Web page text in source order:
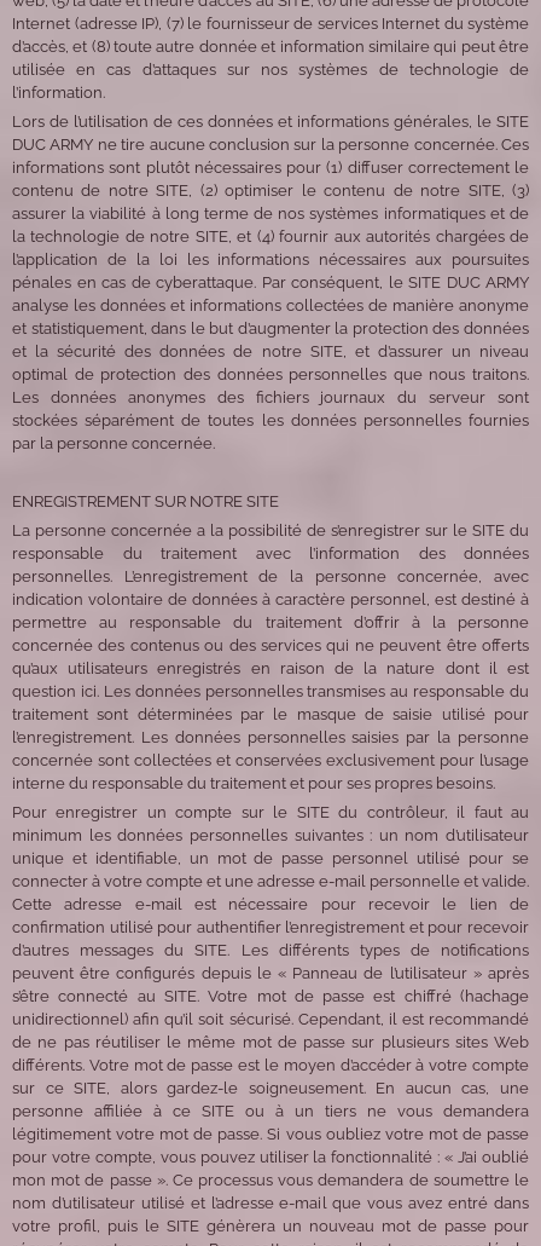
Internet (adresse IP), (7) le fournisseur de services Internet du système
d’accès, et (8) toute autre donnée et information similaire qui peut être
utilisée en cas d’attaques sur nos systèmes de technologie de
l’information.
Lors de l’utilisation de ces données et informations générales, le SITE
DUC ARMY ne tire aucune conclusion sur la personne concernée. Ces
informations sont plutôt nécessaires pour (1) diffuser correctement le
contenu de notre SITE, (2) optimiser le contenu de notre SITE, (3)
assurer la viabilité à long terme de nos systèmes informatiques et de
la technologie de notre SITE, et (4) fournir aux autorités chargées de
l’application de la loi les informations nécessaires aux poursuites
pénales en cas de cyberattaque. Par conséquent, le SITE DUC ARMY
analyse les données et informations collectées de manière anonyme
et statistiquement, dans le but d’augmenter la protection des données
et la sécurité des données de notre SITE, et d’assurer un niveau
optimal de protection des données personnelles que nous traitons.
Les données anonymes des fichiers journaux du serveur sont
stockées séparément de toutes les données personnelles fournies
par la personne concernée.
ENREGISTREMENT SUR NOTRE SITE
La personne concernée a la possibilité de s’enregistrer sur le SITE du
responsable du traitement avec l’information des données
personnelles. L’enregistrement de la personne concernée, avec
indication volontaire de données à caractère personnel, est destiné à
permettre au responsable du traitement d’offrir à la personne
concernée des contenus ou des services qui ne peuvent être offerts
qu’aux utilisateurs enregistrés en raison de la nature dont il est
question ici. Les données personnelles transmises au responsable du
traitement sont déterminées par le masque de saisie utilisé pour
l’enregistrement. Les données personnelles saisies par la personne
concernée sont collectées et conservées exclusivement pour l’usage
interne du responsable du traitement et pour ses propres besoins.
Pour enregistrer un compte sur le SITE du contrôleur, il faut au
minimum les données personnelles suivantes : un nom d’utilisateur
unique et identifiable, un mot de passe personnel utilisé pour se
connecter à votre compte et une adresse e-mail personnelle et valide.
Cette adresse e-mail est nécessaire pour recevoir le lien de
confirmation utilisé pour authentifier l’enregistrement et pour recevoir
d’autres messages du SITE. Les différents types de notifications
peuvent être configurés depuis le « Panneau de l’utilisateur » après
s’être connecté au SITE. Votre mot de passe est chiffré (hachage
unidirectionnel) afin qu’il soit sécurisé. Cependant, il est recommandé
de ne pas réutiliser le même mot de passe sur plusieurs sites Web
différents. Votre mot de passe est le moyen d’accéder à votre compte
sur ce SITE, alors gardez-le soigneusement. En aucun cas, une
personne affiliée à ce SITE ou à un tiers ne vous demandera
légitimement votre mot de passe. Si vous oubliez votre mot de passe
pour votre compte, vous pouvez utiliser la fonctionnalité : « J’ai oublié
mon mot de passe ». Ce processus vous demandera de soumettre le
nom d’utilisateur utilisé et l’adresse e-mail que vous avez entré dans
votre profil, puis le SITE génèrera un nouveau mot de passe pour